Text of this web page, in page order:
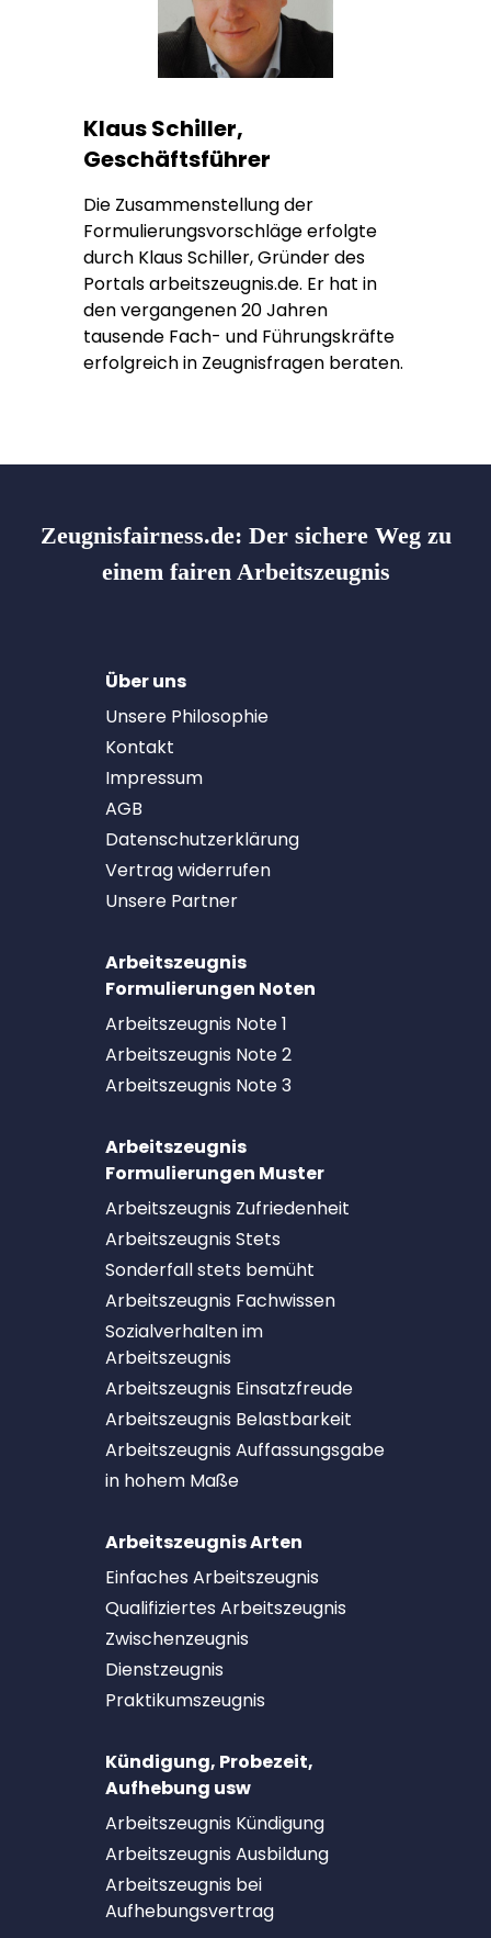
Klaus Schiller,
Geschäftsführer
Die Zusammenstellung der
Formulierungsvorschläge erfolgte
durch Klaus Schiller, Gründer des
Portals arbeitszeugnis.de. Er hat in
den vergangenen 20 Jahren
tausende Fach- und Führungskräfte
erfolgreich in Zeugnisfragen beraten.
Zeugnisfairness.de: Der sichere Weg zu
einem fairen Arbeitszeugnis
Über uns
Unsere Philosophie
Kontakt
Impressum
AGB
Datenschutzerklärung
Vertrag widerrufen
Unsere Partner
Arbeitszeugnis
Formulierungen Noten
Arbeitszeugnis Note 1
Arbeitszeugnis Note 2
Arbeitszeugnis Note 3
Arbeitszeugnis
Formulierungen Muster
Arbeitszeugnis Zufriedenheit
Arbeitszeugnis Stets
Sonderfall stets bemüht
Arbeitszeugnis Fachwissen
Sozialverhalten im
Arbeitszeugnis
Arbeitszeugnis Einsatzfreude
Arbeitszeugnis Belastbarkeit
Arbeitszeugnis Auffassungsgabe
in hohem Maße
Arbeitszeugnis Arten
Einfaches Arbeitszeugnis
Qualifiziertes Arbeitszeugnis
Zwischenzeugnis
Dienstzeugnis
Praktikumszeugnis
Kündigung, Probezeit,
Aufhebung usw
Arbeitszeugnis Kündigung
Arbeitszeugnis Ausbildung
Arbeitszeugnis bei
Aufhebungsvertrag